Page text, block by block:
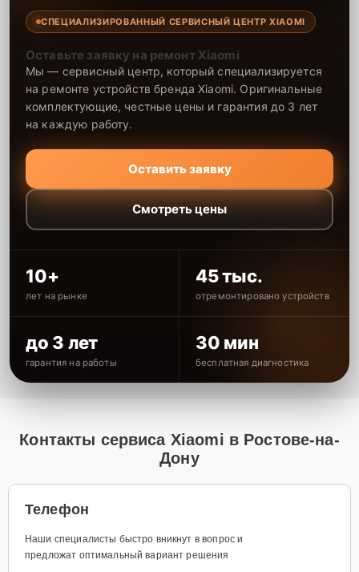
СПЕЦИАЛИЗИРОВАННЫЙ СЕРВИСНЫЙ ЦЕНТР XIAOMI
Оставьте заявку на ремонт Xiaomi
Мы — сервисный центр, который специализируется
на ремонте устройств бренда Xiaomi. Оригинальные
комплектующие, честные цены и гарантия до 3 лет
на каждую работу.
Оставить заявку
Смотреть цены
10+
лет на рынке
45 тыс.
отремонтировано устройств
до 3 лет
гарантия на работы
30 мин
бесплатная диагностика
Контакты сервиса Xiaomi в Ростове-на-
Дону
Телефон
Наши специалисты быстро вникнут в вопрос и
предложат оптимальный вариант решения